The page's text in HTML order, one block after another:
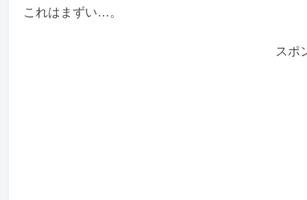
これはまずい…。
スポ